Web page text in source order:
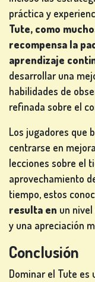
práctica y
Tute, como
recompensa la
aprendizaje
desarrollar una
habilidades de
refinada sobre el
Los jugadores que
centrarse en
lecciones sobre el
aprovechamiento
tiempo, estos
resulta en un
y una apreciación
Conclusión
Dominar el Tute es